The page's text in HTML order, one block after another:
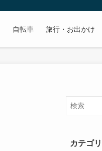
自転車 旅行・お出かけ
カテゴ